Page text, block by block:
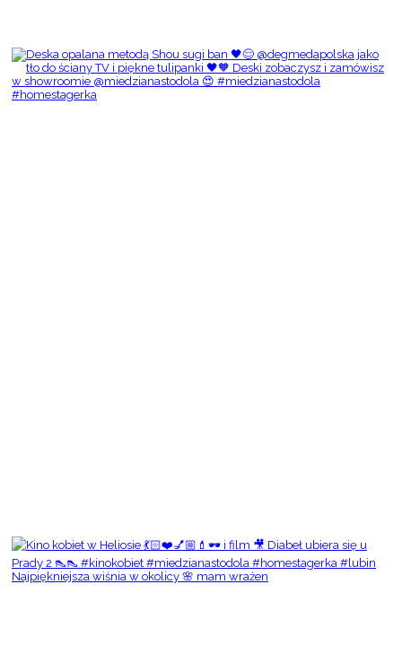
Najpiękniejsza wiśnia w okolicy 🌸 mam wrażen